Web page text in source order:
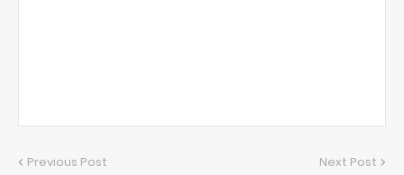
Previous Post Next Post